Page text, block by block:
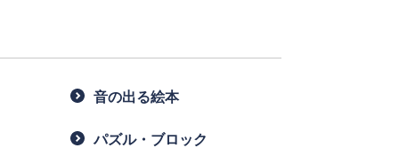
音の出る絵本
パズル・ブロック